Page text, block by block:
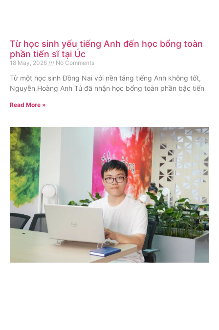
Từ học sinh yếu tiếng Anh đến học bổng toàn
phần tiến sĩ tại Úc
18 May, 2026 No Comments
Từ một học sinh Đồng Nai với nền tảng tiếng Anh không tốt,
Nguyễn Hoàng Anh Tú đã nhận học bổng toàn phần bậc tiến
Read More »